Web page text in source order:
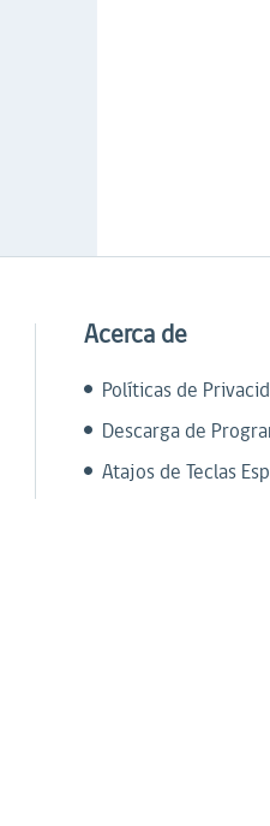
Acerca de
Políticas de
Descarga de
Atajos de Teclas